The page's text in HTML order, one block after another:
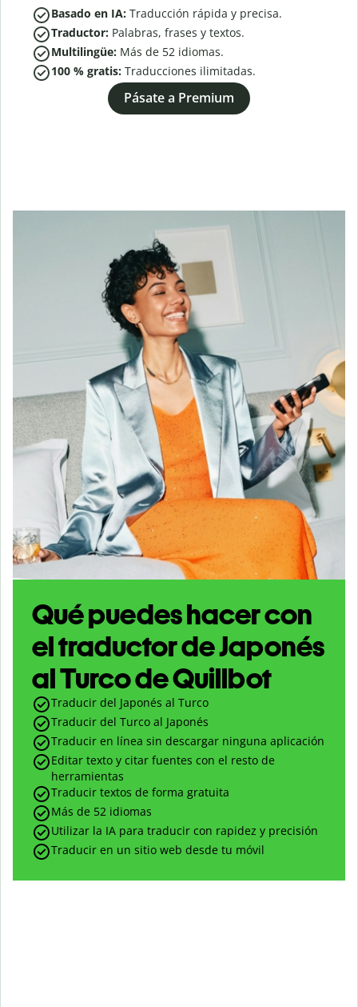
Basado en IA: Traducción rápida y precisa.
Traductor: Palabras, frases y textos.
Multilingüe: Más de 52 idiomas.
100 % gratis: Traducciones ilimitadas.
Pásate a Premium
Qué puedes hacer con
el traductor de Japonés
al Turco de Quillbot
Traducir del Japonés al Turco
Traducir del Turco al Japonés
Traducir en línea sin descargar ninguna aplicación
Editar texto y citar fuentes con el resto de
herramientas
Traducir textos de forma gratuita
Más de 52 idiomas
Utilizar la IA para traducir con rapidez y precisión
Traducir en un sitio web desde tu móvil